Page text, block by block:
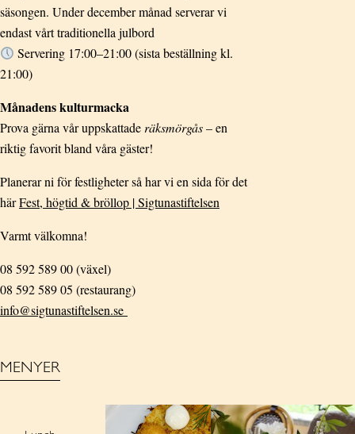
säsongen. Under december månad serverar vi
endast vårt traditionella julbord
Servering 17:00–21:00 (sista beställning kl.
21:00)
Månadens kulturmacka
Prova gärna vår uppskattade räksmörgås– en
riktig favorit bland våra gäster!
Planerar ni för festligheter så har vi en sida för det
härFest, högtid & bröllop | Sigtunastiftelsen
Varmt välkomna!
08 592 589 00 (växel)
08 592 589 05 (restaurang)
info@sigtunastiftelsen.se
MENYER